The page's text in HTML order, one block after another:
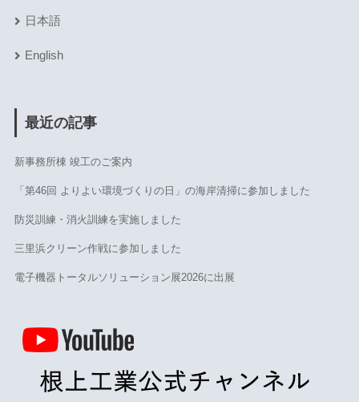
日本語
English
最近の記事
新事務所棟 竣工のご案内
「第46回 よりよい環境づくりの日」の海岸清掃に参加しました
防災訓練・消火訓練を実施しました
三里浜クリーン作戦に参加しました
電子機器トータルソリューション展2026に出展